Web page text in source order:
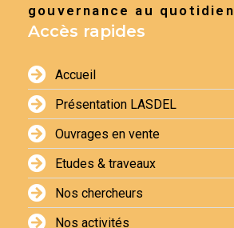
gouvernance au quotidien
Accès rapides
Accueil
Présentation LASDEL
Ouvrages en vente
Etudes & traveaux
Nos chercheurs
Nos activités